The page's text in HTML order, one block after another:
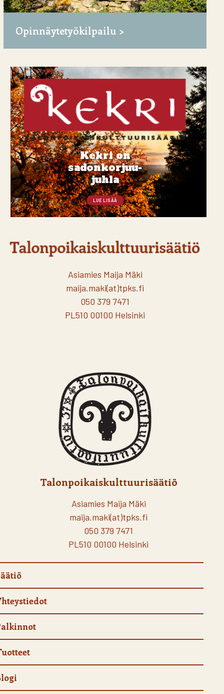
Opinnäytetyökilpailu
Kekri on
sadonkorjuu-
juhla
LUE LISÄÄ
Asiamies Maija Mäki
maija.maki(at)tpks.fi
050 379 7471
PL510 00100 Helsinki
Talonpoikaiskulttuurisäätiö
Asiamies Maija Mäki
maija.maki(at)tpks.fi
050 379 7471
PL510 00100 Helsinki